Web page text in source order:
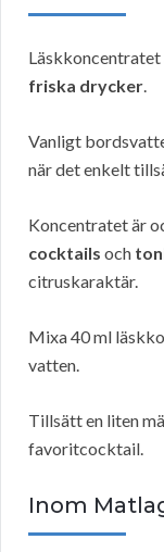
friska drycker.
Vanligt
när det enkelt
Koncentratet är
cocktails och
citruskaraktär.
Mixa 40 ml
vatten.
Tillsätt en liten
favoritcocktail.
Inom